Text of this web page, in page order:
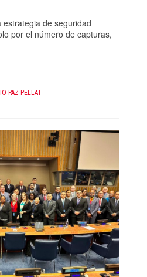
de seguridad
por el número de capturas,
PAZ PELLAT